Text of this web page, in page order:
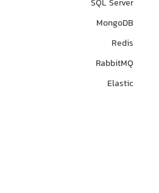
SQL Server
MongoDB
Redis
RabbitMQ
Elastic